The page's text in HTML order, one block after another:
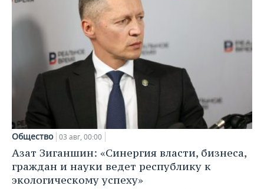
Общество 03 авг, 00:00
Азат Зиганшин: «Синергия власти, бизнеса,
граждан и науки ведет республику к
экологическому успеху»